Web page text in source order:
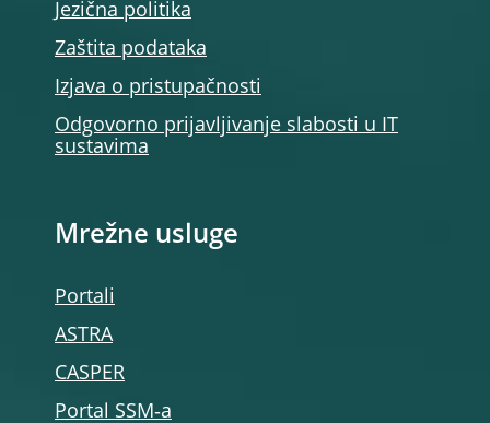
Jezična politika
Zaštita podataka
Izjava o pristupačnosti
Odgovorno prijavljivanje slabosti u IT
sustavima
Mrežne usluge
Portali
ASTRA
CASPER
Portal SSM‑a